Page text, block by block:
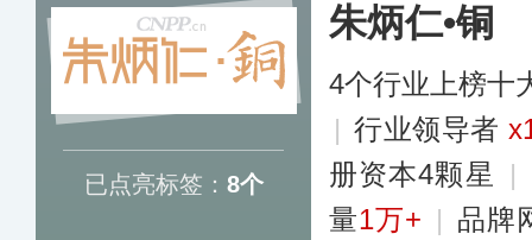
已点亮标签： 8个
朱炳仁•铜
4个行业上榜十
| 行业领导者
册资本4颗星
|
量1万+ | 品牌